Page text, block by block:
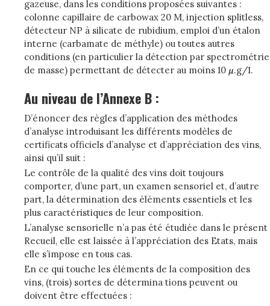
gazeuse, dans les conditions proposées suivantes :
colonne capillaire de carbowax 20 M, injection splitless,
détecteur NP à silicate de rubidium, emploi d’un étalon
interne (carbamate de méthyle) ou toutes autres
conditions (en particulier la détection par spectrométrie
de masse) permettant de détecter au moins 10
.g/1.
Au niveau de l’Annexe B :
D’énoncer des règles d’application des méthodes
d’analyse introduisant les différents modèles de
certificats officiels d’analyse et d’appréciation des vins,
ainsi qu’il suit :
Le contrôle de la qualité des vins doit toujours
comporter, d’une part, un examen sensoriel et, d’autre
part, la détermination des éléments essentiels et les
plus caractéristiques de leur composition.
L’analyse sensorielle n’a pas été étudiée dans le présent
Recueil, elle est laissée à l’appréciation des Etats, mais
elle s’impose en tous cas.
En ce qui touche les éléments de la composition des
vins, (trois) sortes de détermina­ tions peuvent ou
doivent être effectuées :